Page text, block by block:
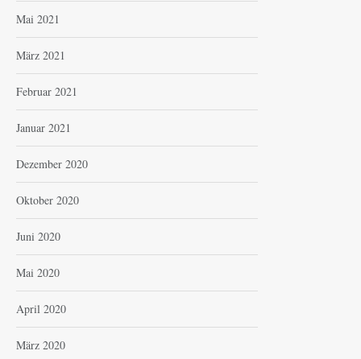
Mai 2021
März 2021
Februar 2021
Januar 2021
Dezember 2020
Oktober 2020
Juni 2020
Mai 2020
April 2020
März 2020